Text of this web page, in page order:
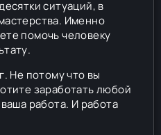
ситуаций, в
Именно
помочь человеку
Не потому что вы
заработать любой
работа. И работа